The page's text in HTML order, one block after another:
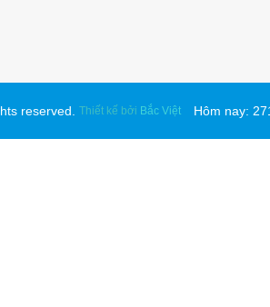
reserved. Thiết kế bởi Bắc Việt